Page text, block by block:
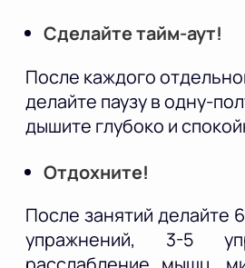
Сделайте тайм-аут!
После каждого
делайте паузу в одну-
дышите глубоко и
Отдохните!
После занятий делайте
упражнений, 3-5